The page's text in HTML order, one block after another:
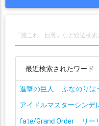
最近検索されたワード
進撃の巨人
ふなのりは
アイドルマスターシンデ
fate/Grand Order
リー